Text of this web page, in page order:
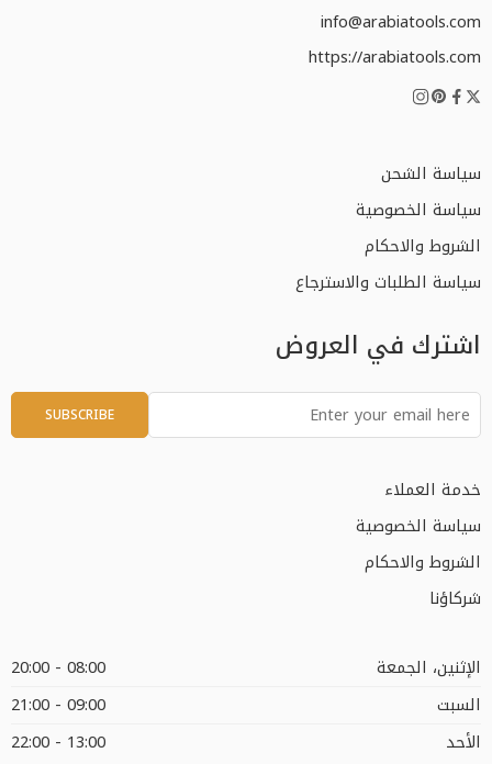
info@arabiatools.com
https://arabiatools.com
سياسة الشحن
سياسة الخصوصية
الشروط والاحكام
سياسة الطلبات والاسترجاع
اشترك في العروض
خدمة العملاء
سياسة الخصوصية
الشروط والاحكام
شركاؤنا
الإثنين، الجمعة
08:00 - 20:00
السبت
09:00 - 21:00
الأحد
13:00 - 22:00